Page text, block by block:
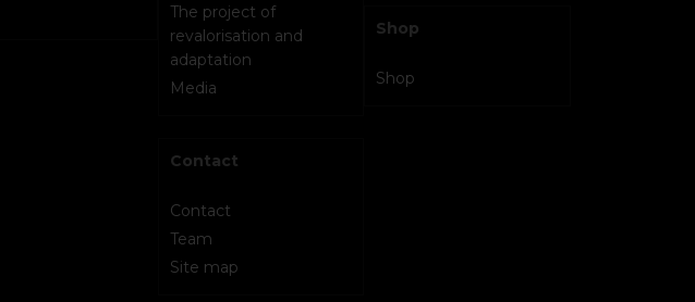
The project of
revalorisation and
adaptation
Media
Contact
Contact
Team
Site map
Shop
Shop